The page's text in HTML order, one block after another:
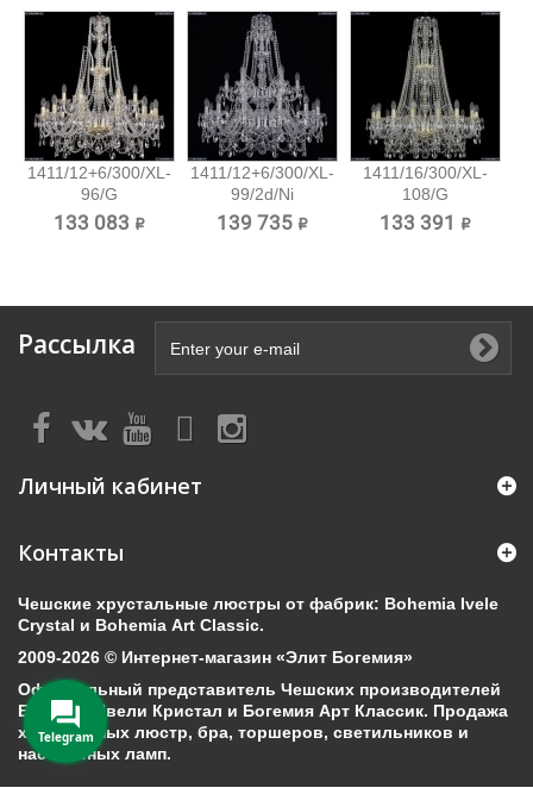
1411/12+6/300/XL-
96/G
Хрустальная...
133 083 ₽
1411/12+6/300/XL-
99/2d/Ni
Хрустальная...
139 735 ₽
1411/16/300/XL-
108/G
Хрустальная...
133 391 ₽
Рассылка
Личный кабинет
Контакты
Чешские хрустальные люстры от фабрик: Bohemia Ivele
Crystal и Bohemia Art Classic.
2009-2026 © Интернет-магазин «Элит Богемия»
Официальный представитель Чешских производителей
Богемия Ивели Кристал и Богемия Арт Классик. Продажа
хрустальных люстр, бра, торшеров, светильников и
настольных ламп.
Telegram